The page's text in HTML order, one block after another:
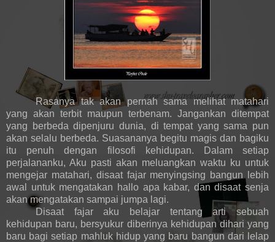
Rasanya tak akan pernah sama melihat matahari
yang akan terbit maupun terbenam. Jangankan ditempat
yang berbeda dipenjuru dunia, di tempat yang sama pun
akan selalu berbeda. Suasananya begitu magis dan bagiku
itu penuh dengan filosofi kehidupan. Dalam setiap
perjalananku, Aku pasti akan meluangkan waktu ku untuk
mengejar matahari, disaat fajar menyingsing bangun lebih
awal untuk mengatakan hallo apa kabar, dan disaat senja
akan mengatakan sampai jumpa lagi.
Disaat fajar aku belajar tentang arti sebuah
kehidupan baru, bersyukur diberinya kehidupan dihari yang
baru bagi setiap mahluk hidup yang baru bangun dari lelap